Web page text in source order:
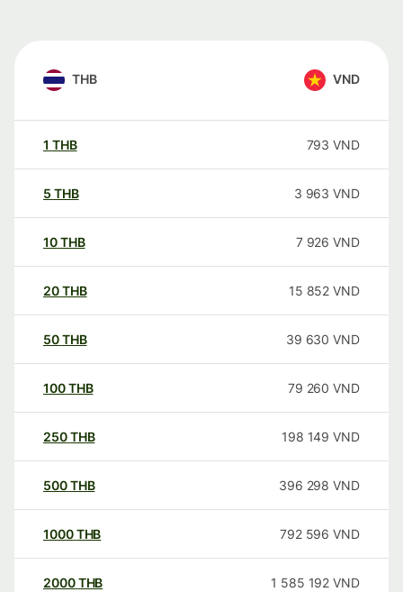
THB VND
1 THB 793 VND
5 THB 3 963 VND
10THB 7 926 VND
20THB 15 852 VND
50THB 39 630 VND
100THB 79 260 VND
250THB 198 149 VND
500THB 396 298 VND
1000THB 792 596 VND
2000THB 1 585 192 VND